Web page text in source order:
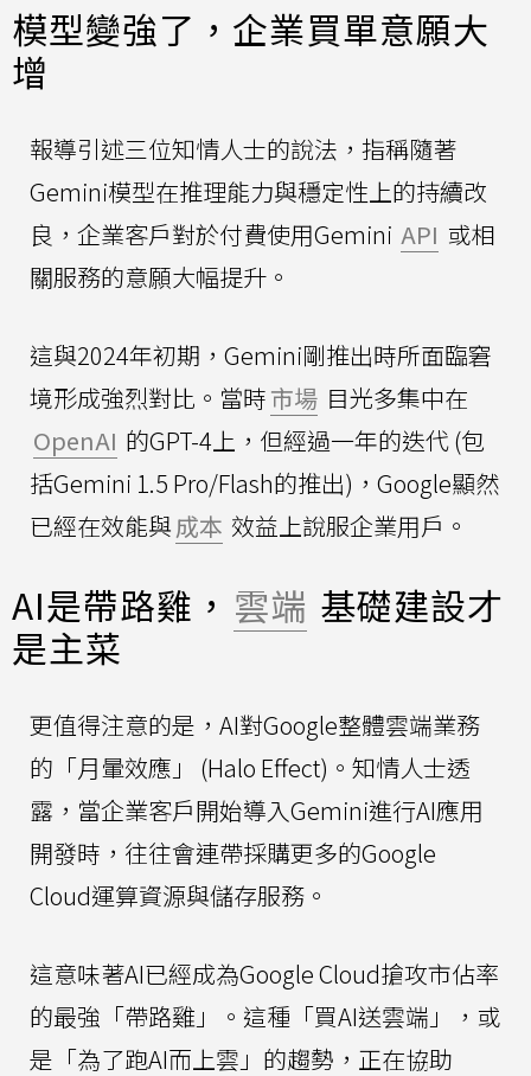
模型變強了，企業買單意願大
增
報導引述三位知情人士的說法，指稱隨著
Gemini模型在推理能力與穩定性上的持續改
良，企業客戶對於付費使用Gemini API 或相
關服務的意願大幅提升。
這與2024年初期，Gemini剛推出時所面臨窘
境形成強烈對比。當時市場 目光多集中在
OpenAI 的GPT-4上，但經過一年的迭代 (包
括Gemini 1.5 Pro/Flash的推出)，Google顯然
已經在效能與成本 效益上說服企業用戶。
AI是帶路雞， 雲端 基礎建設才
是主菜
更值得注意的是，AI對Google整體雲端業務
的「月暈效應」 (Halo Effect)。知情人士透
露，當企業客戶開始導入Gemini進行AI應用
開發時，往往會連帶採購更多的Google
Cloud運算資源與儲存服務。
這意味著AI已經成為Google Cloud搶攻市佔率
的最強「帶路雞」。這種「買AI送雲端」，或
是「為了跑AI而上雲」的趨勢，正在協助